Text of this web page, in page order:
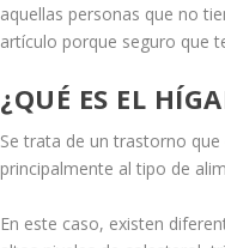
aquellas personas que no
artículo porque seguro que
¿QUÉ ES EL
Se trata de un trastorno
principalmente al tipo de
En este caso, existen